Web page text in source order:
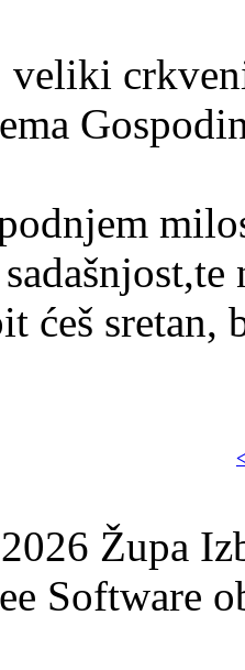
ćeš sretan,
Župa
Software